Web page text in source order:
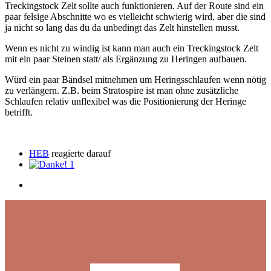
Treckingstock Zelt sollte auch funktionieren. Auf der Route sind ein
paar felsige Abschnitte wo es vielleicht schwierig wird, aber die sind
ja nicht so lang das du da unbedingt das Zelt hinstellen musst.
Wenn es nicht zu windig ist kann man auch ein Treckingstock Zelt
mit ein paar Steinen statt/ als Ergänzung zu Heringen aufbauen.
Würd ein paar Bändsel mitnehmen um Heringsschlaufen wenn nötig
zu verlängern. Z.B. beim Stratospire ist man ohne zusätzliche
Schlaufen relativ unflexibel was die Positionierung der Heringe
betrifft.
HEB reagierte darauf
1